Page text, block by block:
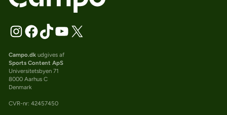
Campo.dkudgives af
Sports Content ApS
Universitetsbyen 71
8000 Aarhus C
Denmark
CVR-nr: 42457450